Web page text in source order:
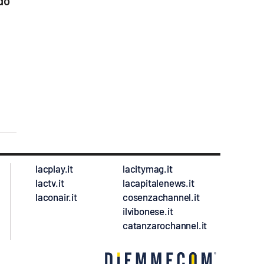
lacplay.it
lactv.it
laconair.it
lacitymag.it
lacapitalenews.it
cosenzachannel.it
ilvibonese.it
catanzarochannel.it